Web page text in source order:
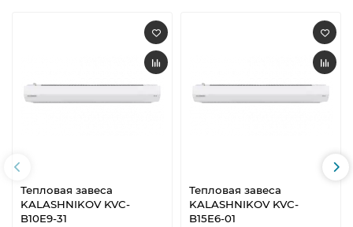
Тепловая завеса
KALASHNIKOV KVС-
B10E9-31
Тепловая завеса
KALASHNIKOV KVС-
B15E6-01